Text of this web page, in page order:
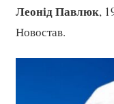
Леонід Павлюк,
Новостав.